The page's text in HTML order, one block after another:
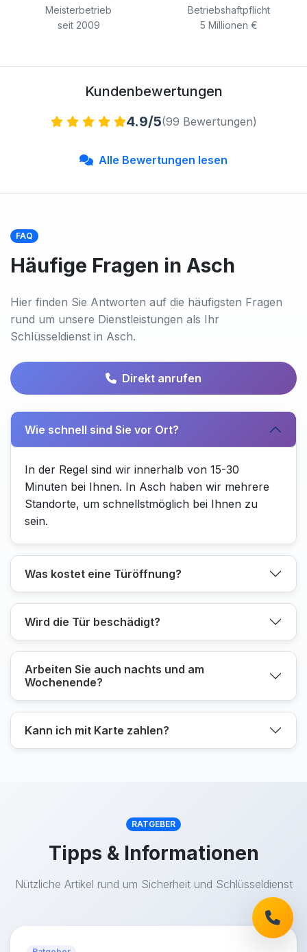
Meisterbetrieb
seit 2009
Betriebshaftpflicht
5 Millionen €
Kundenbewertungen
4.9/5(99 Bewertungen)
Alle Bewertungen lesen
FAQ
Häufige Fragen in Asch
Hier finden Sie Antworten auf die häufigsten Fragen
rund um unsere Dienstleistungen als Ihr
Schlüsseldienst in Asch.
Direkt anrufen
Wie schnell sind Sie vor Ort?
In der Regel sind wir innerhalb von 15-30
Minuten bei Ihnen. In Asch haben wir mehrere
Standorte, um schnellstmöglich bei Ihnen zu
sein.
Was kostet eine Türöffnung?
Wird die Tür beschädigt?
Arbeiten Sie auch nachts und am
Wochenende?
Kann ich mit Karte zahlen?
RATGEBER
Tipps & Informationen
Nützliche Artikel rund um Sicherheit und Schlüsseldienst